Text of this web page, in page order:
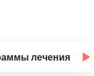
лечения